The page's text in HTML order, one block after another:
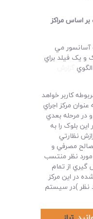
بر اساس مراکز
آسانسور مي
و يک فيلد براي
کاربر خواهد
مرکز اجراي
در مرحله بعدي
بلوک را به
نظارتي
مصرفي و
نظر منتسب
گيري از تمام
در اين مرکز
نظر )در سيستم